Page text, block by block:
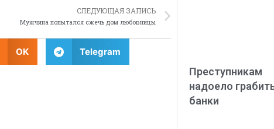
СЛЕДУЮЩАЯ ЗАПИСЬ
Мужчина попытался сжечь дом любовницы
OK Telegram
Преступникам
надоело
банки